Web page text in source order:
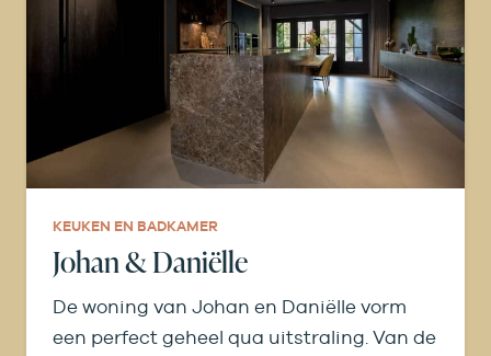
KEUKEN EN BADKAMER
Johan & Daniëlle
De woning van Johan en Daniëlle vorm
een perfect geheel qua uitstraling. Van de